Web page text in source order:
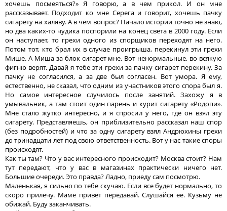
хочешь посмеяться?» Я говорю, а в чем прикол. И он мне
рассказывает. Подходит ко мне Серега и говорит, хочешь пачку
сигарету на халяву. А в чем вопрос? Начало истории точно не знаю,
но два каких-то чудика поспорили на конец света в 2000 году. Если
он наступает, то грехи одного из спорщиков переходят на него.
Потом тот, кто брал их в случае проигрыша, перекинул эти грехи
Мише. А Миша за блок сигарет мне. Вот ненормальные, во всякую
фигню верят. Давай я тебе эти грехи за пачку сигарет перекину. За
пачку не согласился, а за две был согласен. Вот умора. Я ему,
естественно, не сказал, что одним из участников этого спора был я.
Но самое интересное случилось после занятий. Захожу я в
умывальник, а там стоит один парень и курит сигарету «Родопи».
Мне стало жутко интересно, и я спросил у него, где он взял эту
сигарету. Представляешь, он приблизительно рассказал наш спор
(без подробностей) и что за одну сигарету взял Андрюхины грехи
до тринадцати лет под свою ответственность. Вот у нас такие споры
происходят.
Как ты там? Что у вас интересного происходит? Москва стоит? Нам
тут передают, что у вас в магазинах практически ничего нет.
Большие очереди. Это правда? Ладно, приеду сам посмотрю.
Маленькая, я сильно по тебе скучаю. Если все будет нормально, то
скоро прилечу. Маме привет передавай. Слушайся ее. Кузьму не
обижай. Буду заканчивать.